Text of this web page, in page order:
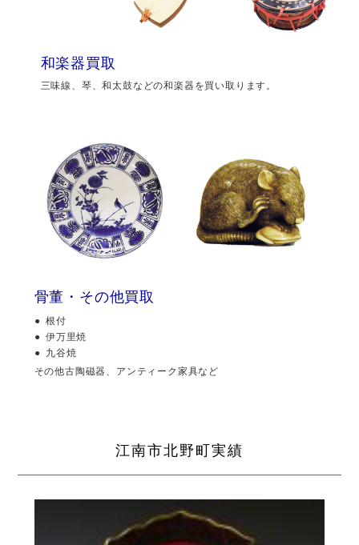
和楽器買取
三味線、琴、和太鼓などの和楽器を買い取ります。
骨董・その他買取
根付
伊万里焼
九谷焼
その他古陶磁器、アンティーク家具など
江南市北野町実績